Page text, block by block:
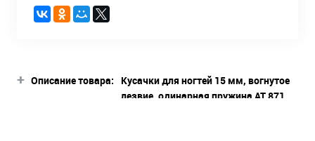
+ Описание товара:
Кусачки для ногтей 15 мм, вогнутое
лезвие, одинарная пружина АТ 871